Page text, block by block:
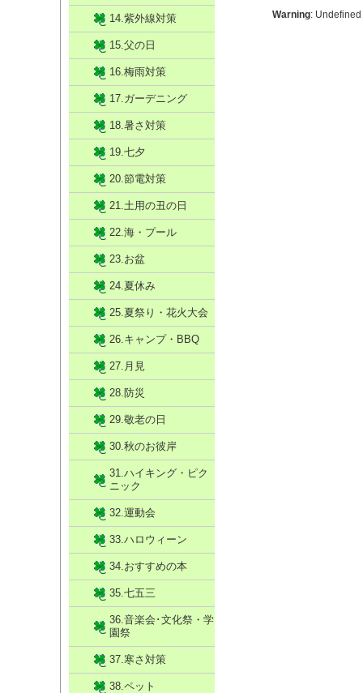
Warning:
14.紫外線対策
15.父の日
16.梅雨対策
17.ガーデニング
18.暑さ対策
19.七夕
20.節電対策
21.土用の丑の日
22.海・プール
23.お盆
24.夏休み
25.夏祭り・花火大会
26.キャンプ・BBQ
27.月見
28.防災
29.敬老の日
30.秋のお彼岸
31.ハイキング・ピク
ニック
32.運動会
33.ハロウィーン
34.おすすめの本
35.七五三
36.音楽会･文化祭・学
園祭
37.寒さ対策
38.ペット